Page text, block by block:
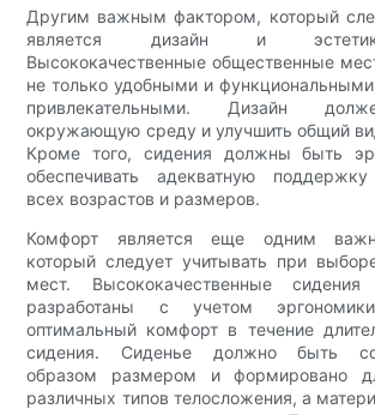
Другим важным фактором, который
является дизайн и
Высококачественные общественные
не только удобными и
привлекательными. Дизайн
окружающую среду и улучшить общий
Кроме того, сидения должны быть
обеспечивать адекватную поддержку
всех возрастов и размеров.
Комфорт является еще одним
который следует учитывать при
мест. Высококачественные
разработаны с учетом
оптимальный комфорт в течение
сидения. Сиденье должно быть
образом размером и формировано
различных типов телосложения, а